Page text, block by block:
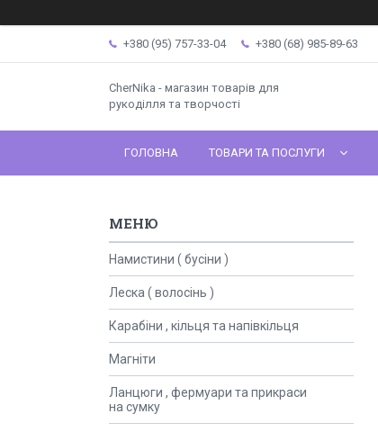
+380 (95) 757-33-04 +380 (68) 985-89-63
CherNika - магазин товарів для
рукоділля та творчості
ГОЛОВНА ТОВАРИ ТА ПОСЛУГИ
Намистини ( бусіни )
Леска ( волосінь )
Карабіни , кільця та напівкільця
Магніти
Ланцюги , фермуари та прикраси
на сумку